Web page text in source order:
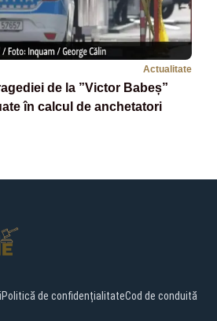
Actualitate
de la ”Victor Babeș”
în calcul de anchetatori
Politică de confidențialitateCod de conduită